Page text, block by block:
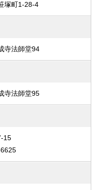
塚町1-28-4
寺法師堂94
寺法師堂95
15